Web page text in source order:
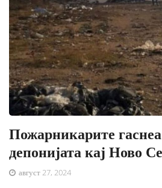
Пожарникарите
депонијата кај Ново
август 27, 2024